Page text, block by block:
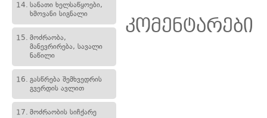
14. სანათი ხელსაწყოები,
ხმოვანი სიგნალი
15. მოძრაობა,
მანევრირება, სავალი
ნაწილი
16. გასწრება შემხვედრის
გვერდის ავლით
17. მოძრაობის სიჩქარე
კომენტარები